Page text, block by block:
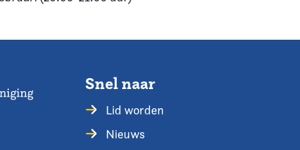
Snel naar
Lid worden
Nieuws